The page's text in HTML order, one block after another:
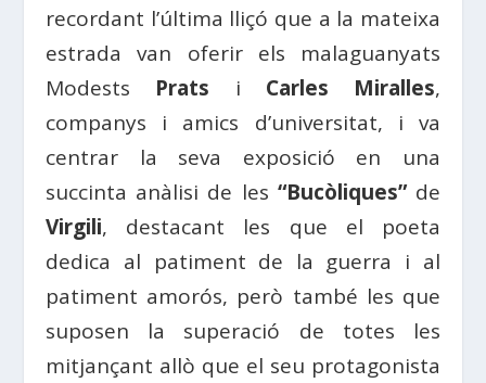
recordant l’última lliçó que a la mateixa
estrada van oferir els malaguanyats
Modests Prats i Carles Miralles,
companys i amics d’universitat, i va
centrar la seva exposició en una
succinta anàlisi de les “Bucòliques”de
Virgili, destacant les que el poeta
dedica al patiment de la guerra i al
patiment amorós, però també les que
suposen la superació de totes les
mitjançant allò que el seu protagonista